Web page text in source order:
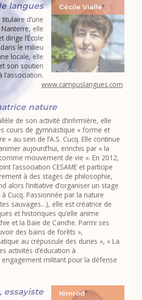
Cécile Vialle
langues
d’une
Nanterre, elle
dirige l’École
le milieu
locale, elle
son soutien
l’association.
www.campuslangues.com
nature
de son activité d’infirmière, elle
cours de gymnastique « forme et
» au sein de l’A.S. Cucq. Elle continue
aujourd’hui, enrichis par « la
mouvement de vie ». En 2012,
l’association CESAME et participe
à des stages de philosophie,
alors l’initiative d’organiser un stage
Cucq. Passionnée par la nature
sauvages…), elle est créatrice de
et historiques qu’elle anime
et la Baie de Canche. Parmi ses
des bains de forêts »,
au crépuscule des dunes », « La
activités d’éducation à
engagement militant pour la défense
Nimrod
essayiste